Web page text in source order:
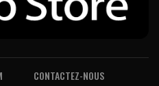
CONTACTEZ-NOUS